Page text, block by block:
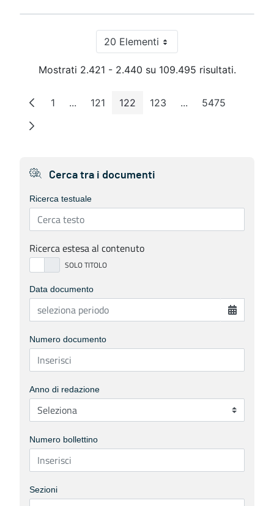
20 ElementiPer pagina
Mostrati 2.421 - 2.440 su 109.495 risultati.
Pagina
1 ...Pagine intermedie
Pagina
121 Pagina
122 Pagina
123 ...Pagine intermedie
Pagina
5475
Cerca tra i documenti
Ricerca testuale
Ricerca estesa al contenuto
Data documento
Numero documento
Anno di redazione
Numero bollettino
Sezioni